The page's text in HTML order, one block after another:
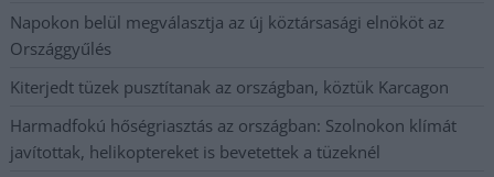
Napokon belül megválasztja az új köztársasági elnököt az
Országgyűlés
Kiterjedt tüzek pusztítanak az országban, köztük Karcagon
Harmadfokú hőségriasztás az országban: Szolnokon klímát
javítottak, helikoptereket is bevetettek a tüzeknél